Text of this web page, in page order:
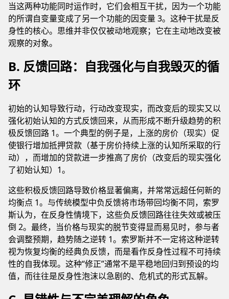
当这两种功能同时运作时，它们会相互干扰，因为一个功能
的所谓自变量变成了另一个功能的因变量 3。这种干扰是反
身性的核心。思维并非仅仅被动地观察；它在主动地改变被
观察的对象。
B. 反馈回路：自我强化与自我毁灭的循
环
初始的认知导致行动，行动改变现实，而改变后的现实又以
强化初始认知的方式反馈回来，从而形成不断升级趋势的积
极反馈回路 1。一个典型的例子是，上涨的房价（现实）促
使银行增加抵押贷款（基于房价持续上涨的认知所采取的行
动），而增加的贷款进一步推高了房价（改变后的现实强化
了初始认知）1。
这些积极反馈回路导致价格显著偏离，并常常远超任何新的
均衡点 1。与传统模型中负反馈将市场带回均衡不同，索罗
斯认为，在反身性情境下，这些负反馈回路往往失效或被压
倒 2。最终，当价格与现实的脱节变得显而易见时，参与者
会调整预期，趋势随之逆转 1。索罗斯并不一定将这种逆转
视为恢复均衡的经典负反馈，而是看作反身性过程不可持续
性的自我体现。这种“修正”通常不是平稳地回归到预设的均
值，而往往是反身性泡沫以急剧的、危机式的形式瓦解。